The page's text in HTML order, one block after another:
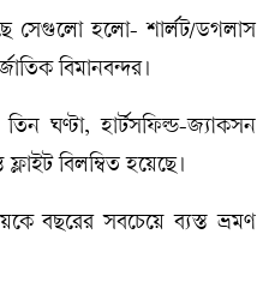
সেগুলো হলো- শার্লট/ডগলাস
বিমানবন্দর।
ঘণ্টা, হার্টসফিল্ড-জ্যাকসন
বিলম্বিত হয়েছে।
বছরের সবচেয়ে ব্যস্ত ভ্রমণ